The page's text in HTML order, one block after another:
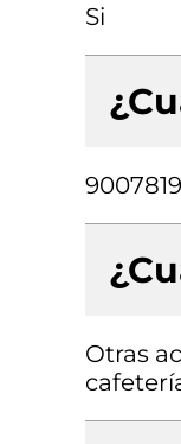
Si
Otras